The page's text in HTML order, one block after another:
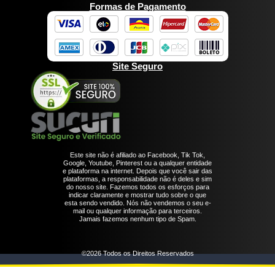
Formas de Pagamento
Site Seguro
Este site não é afiliado ao Facebook, Tik Tok,
Google, Youtube, Pinterest ou a qualquer entidade
e plataforma na internet. Depois que você sair das
plataformas, a responsabilidade não é deles e sim
do nosso site. Fazemos todos os esforços para
indicar claramente e mostrar tudo sobre o que
esta sendo vendido. Nós não vendemos o seu e-
mail ou qualquer informação para terceiros.
Jamais fazemos nenhum tipo de Spam.
©2026 Todos os Direitos Reservados